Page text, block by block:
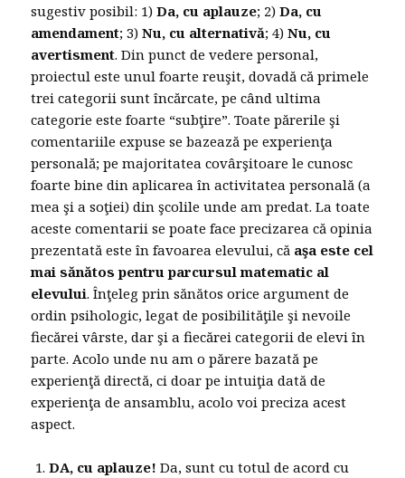
sugestiv posibil: 1)Da, cu aplauze; 2)Da, cu
amendament; 3)Nu, cu alternativă; 4)Nu, cu
avertisment. Din punct de vedere personal,
proiectul este unul foarte reuşit, dovadă că primele
trei categorii sunt încărcate, pe când ultima
categorie este foarte “subţire”. Toate părerile şi
comentariile expuse se bazează pe experienţa
personală; pe majoritatea covârşitoare le cunosc
foarte bine din aplicarea în activitatea personală (a
mea şi a soţiei) din şcolile unde am predat. La toate
aceste comentarii se poate face precizarea că opinia
prezentată este în favoarea elevului, că aşa este cel
mai sănătos pentru parcursul matematic al
elevului. Înţeleg prin sănătos orice argument de
ordin psihologic, legat de posibilităţile şi nevoile
fiecărei vârste, dar şi a fiecărei categorii de elevi în
parte. Acolo unde nu am o părere bazată pe
experienţă directă, ci doar pe intuiţia dată de
experienţa de ansamblu, acolo voi preciza acest
aspect.
DA, cu aplauze! Da, sunt cu totul de acord cu